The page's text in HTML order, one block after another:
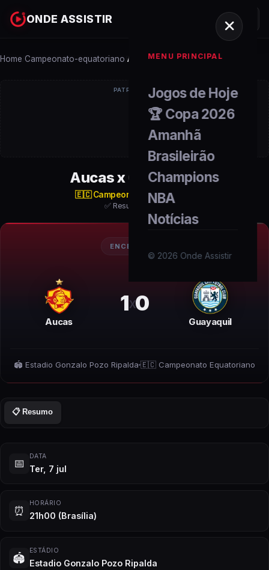
ONDE ASSISTIR
MENU PRINCIPAL
Jogos de Hoje
🏆 Copa 2026
Amanhã
Brasileirão
Champions
NBA
Notícias
© 2026 Onde Assistir
Home Campeonato-equatoriano Aucas x Guayaquil
PATROCÍNIO
Aucas x Guayaquil
🇪🇨 Campeonato Equatoriano
✅ Resultado Final
ENCERRADO
Aucas
1x0
Guayaquil
🏟️ Estadio Gonzalo Pozo Ripalda 🇪🇨 Campeonato Equatoriano
📋 Resumo
📅
DATA
Ter, 7 jul
⏰
HORÁRIO
21h00 (Brasília)
🏟️
ESTÁDIO
Estadio Gonzalo Pozo Ripalda